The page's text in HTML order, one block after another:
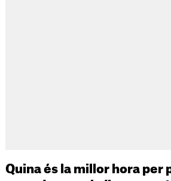
Quina és la millor hora per